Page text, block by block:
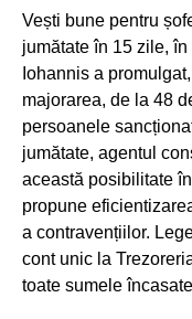
Vești bune pentru
jumătate în 15 zile,
Iohannis a
majorarea, de la 48
persoanele
jumătate, agentul
această posibilitate
propune
a contravențiilor.
cont unic la
toate sumele